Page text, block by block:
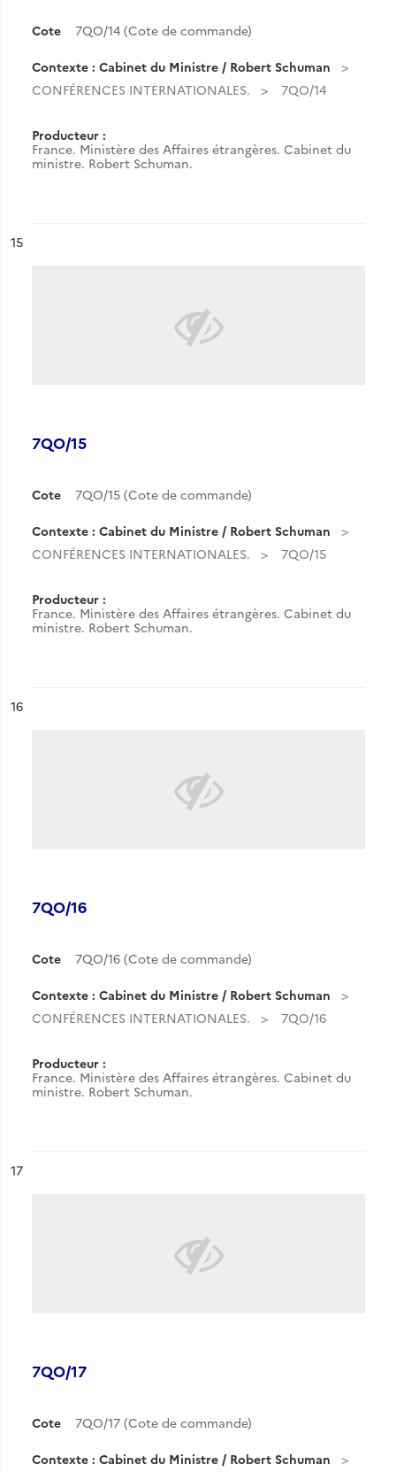
Cote 7QO/14 (Cote de commande)
Contexte : Cabinet du Ministre / Robert Schuman
CONFÉRENCES INTERNATIONALES.
7QO/14
Producteur :
France. Ministère des Affaires étrangères. Cabinet du
ministre. Robert Schuman.
n°
15
7QO/15
Cote 7QO/15 (Cote de commande)
Contexte : Cabinet du Ministre / Robert Schuman
CONFÉRENCES INTERNATIONALES.
7QO/15
Producteur :
France. Ministère des Affaires étrangères. Cabinet du
ministre. Robert Schuman.
n°
16
7QO/16
Cote 7QO/16 (Cote de commande)
Contexte : Cabinet du Ministre / Robert Schuman
CONFÉRENCES INTERNATIONALES.
7QO/16
Producteur :
France. Ministère des Affaires étrangères. Cabinet du
ministre. Robert Schuman.
n°
17
7QO/17
Cote 7QO/17 (Cote de commande)
Contexte : Cabinet du Ministre / Robert Schuman